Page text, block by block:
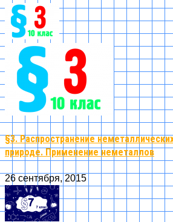
§3. Распространение
природе. Применение неметаллов
26 сентября, 2015